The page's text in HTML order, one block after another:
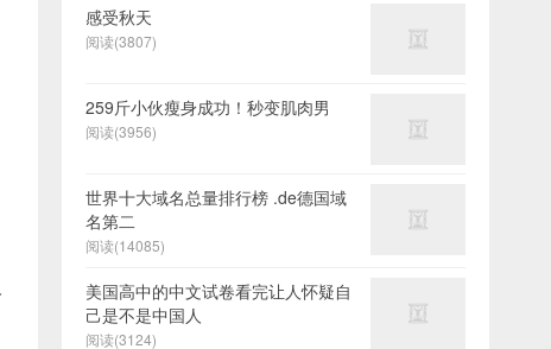
感受秋天
阅读(3807)
259斤小伙瘦身成功！秒变肌肉男
阅读(3956)
世界十大域名总量排行榜 .de德国域
名第二
阅读(14085)
美国高中的中文试卷看完让人怀疑自
己是不是中国人
阅读(3124)